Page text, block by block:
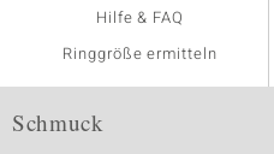
Hilfe & FAQ
Ringgröße ermitteln
Schmuck